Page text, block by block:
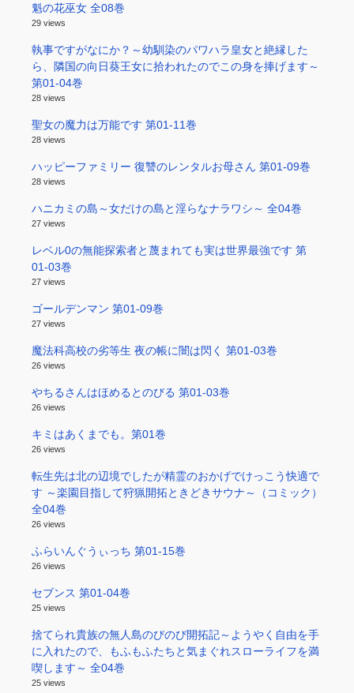
魁の花巫女 全08巻
29 views
執事ですがなにか？～幼馴染のパワハラ皇女と絶縁した
ら、隣国の向日葵王女に拾われたのでこの身を捧げます～
第01-04巻
28 views
聖女の魔力は万能です 第01-11巻
28 views
ハッピーファミリー 復讐のレンタルお母さん 第01-09巻
28 views
ハニカミの島～女だけの島と淫らなナラワシ～ 全04巻
27 views
レベル0の無能探索者と蔑まれても実は世界最強です 第
01-03巻
27 views
ゴールデンマン 第01-09巻
27 views
魔法科高校の劣等生 夜の帳に闇は閃く 第01-03巻
26 views
やちるさんはほめるとのびる 第01-03巻
26 views
キミはあくまでも。第01巻
26 views
転生先は北の辺境でしたが精霊のおかげでけっこう快適で
す ～楽園目指して狩猟開拓ときどきサウナ～（コミック）
全04巻
26 views
ふらいんぐうぃっち 第01-15巻
26 views
セブンス 第01-04巻
25 views
捨てられ貴族の無人島のびのび開拓記～ようやく自由を手
に入れたので、もふもふたちと気まぐれスローライフを満
喫します～ 全04巻
25 views